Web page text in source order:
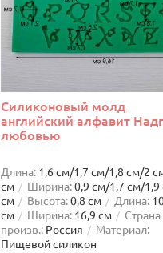
1 шт
72 руб.
Силиконовый молд
английский алфавит
любовью
Длина: 1,6 см/1,7 см/1,8 см/2
см
Ширина:0,9 см/1,7 см/1,9
см
Высота:0,8 см Длина:
см
Ширина: 16,9 см
Страна
произв.: Россия
Материал:
Пищевой силикон